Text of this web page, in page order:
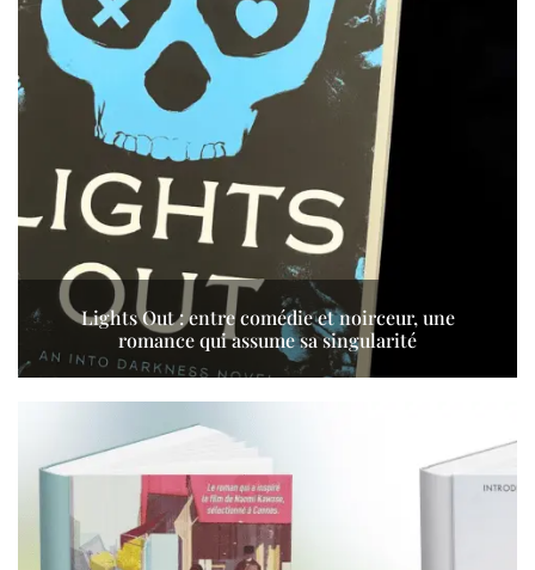
Lights Out : entre comédie et noirceur, une
romance qui assume sa singularité